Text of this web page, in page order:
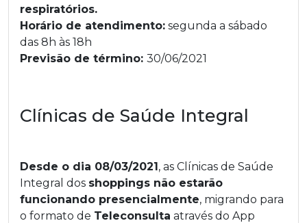
respiratórios.
Horário de atendimento: segunda a sábado
das 8h às 18h
Previsão de término: 30/06/2021
Clínicas de Saúde Integral
Desde o dia 08/03/2021, as Clínicas de Saúde
Integral dos shoppings não estarão
funcionando presencialmente, migrando para
o formato de Teleconsulta através do App